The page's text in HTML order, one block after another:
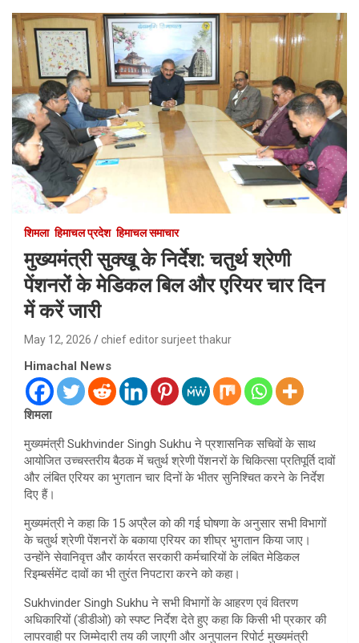
शिमला हिमाचल प्रदेश हिमाचल समाचार
मुख्यमंत्री सुक्खू के निर्देश: चतुर्थ श्रेणी
पेंशनरों के मेडिकल बिल और एरियर चार दिन
में करें जारी
May 12, 2026 chief editor surjeet thakur
Himachal News
शिमला
मुख्यमंत्री Sukhvinder Singh Sukhu ने प्रशासनिक सचिवों के साथ
आयोजित उच्चस्तरीय बैठक में चतुर्थ श्रेणी पेंशनरों के चिकित्सा प्रतिपूर्ति दावों
और लंबित एरियर का भुगतान चार दिनों के भीतर सुनिश्चित करने के निर्देश
दिए हैं।
मुख्यमंत्री ने कहा कि 15 अप्रैल को की गई घोषणा के अनुसार सभी विभागों
के चतुर्थ श्रेणी पेंशनरों के बकाया एरियर का शीघ्र भुगतान किया जाए।
उन्होंने सेवानिवृत्त और कार्यरत सरकारी कर्मचारियों के लंबित मेडिकल
रिइम्बर्समेंट दावों का भी तुरंत निपटारा करने को कहा।
Sukhvinder Singh Sukhu ने सभी विभागों के आहरण एवं वितरण
अधिकारियों (डीडीओ) को स्पष्ट निर्देश देते हुए कहा कि किसी भी प्रकार की
लापरवाही पर जिम्मेदारी तय की जाएगी और अनुपालन रिपोर्ट मुख्यमंत्री